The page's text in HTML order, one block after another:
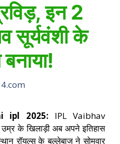
इन 2
सूर्यवंशी के
ipl 2025: IPL Vaibhav
के खिलाड़ी अब अपने इतिहास
रॉयल्स के बल्लेबाज ने सोमवार